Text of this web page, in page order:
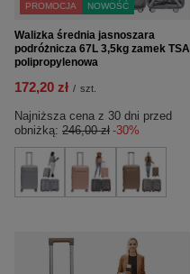
PROMOCJA NOWOŚĆ
Walizka średnia jasnoszara
podróżnicza 67L 3,5kg zamek TSA
polipropylenowa
172,20 zł / szt.
Najniższa cena z 30 dni przed
obniżką: 246,00 zł -30%